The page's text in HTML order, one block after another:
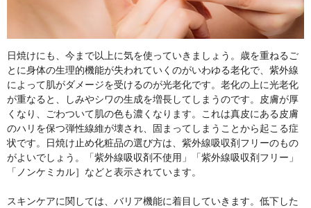
日焼けにも、今まで以上に気を使っていきましょう。歳を重ねるご
とに身体の生理的機能が失われていくのがいわゆる老化で、紫外線
によって肌がダメージを受けるのが光老化です。老化の上に光老化
が重なると、しみやシワの生成を増長してしまうのです。皮膚が厚
くなり、ごわついて肌の色も濃くなります。これは真皮にある皮膚
のハリを保つ弾性線維が壊され、固まってしまうことから起こる症
状です。日焼け止め化粧品の選び方は、紫外線吸収剤フリーのもの
がよいでしょう。「紫外線吸収剤不使用」「紫外線吸収剤フリー」
「ノンケミカル］などと表示されています。
スキンケアに関しては、バリア機能に着目していきます。低下した